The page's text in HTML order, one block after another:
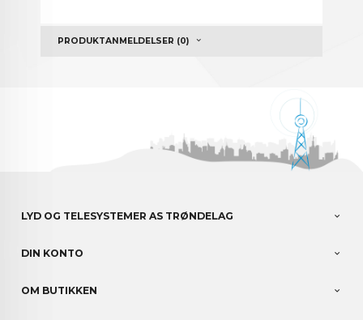
PRODUKTANMELDELSER (0)
LYD OG TELESYSTEMER AS TRØNDELAG
DIN KONTO
OM BUTIKKEN